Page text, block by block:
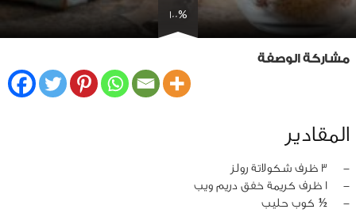
100%
مشاركة الوصفة
المقادير
‏-
3 ظرف شكولاتة رولز
‏-
1 ظرف كريمة خفق دريم ويب
‏-
½ كوب حليب